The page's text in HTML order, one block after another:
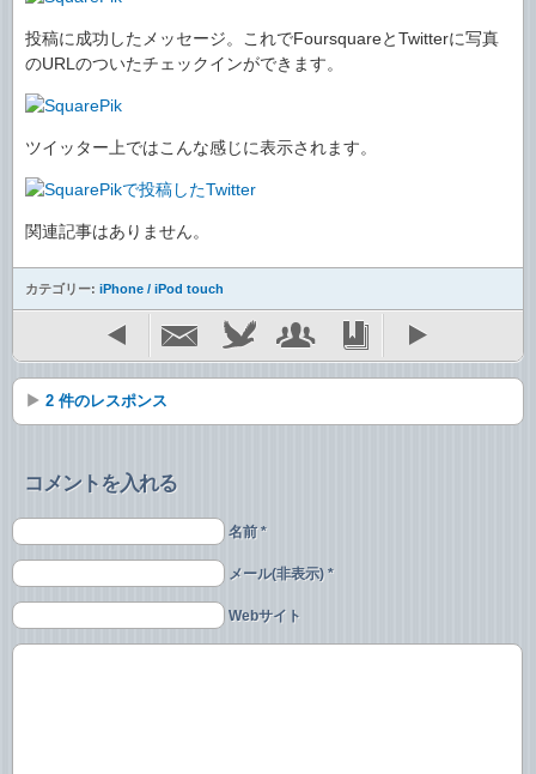
投稿に成功したメッセージ。これでFoursquareとTwitterに写真
のURLのついたチェックインができます。
ツイッター上ではこんな感じに表示されます。
関連記事はありません。
カテゴリー: iPhone / iPod touch
2 件のレスポンス
コメントを入れる
名前 *
メール(非表示) *
Webサイト